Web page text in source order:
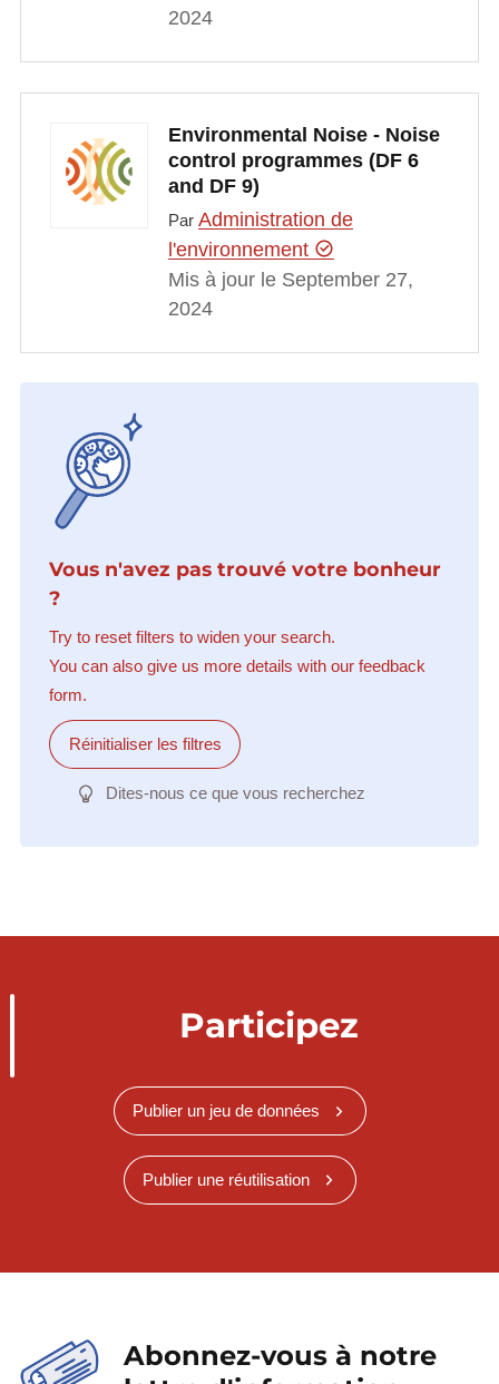
2024
Environmental Noise - Noise
control programmes (DF 6
and DF 9)
Par Administration de
l'environnement
Mis à jour le September 27,
2024
Vous n'avez pas trouvé votre bonheur
?
Try to reset filters to widen your search.
You can also give us more details with our feedback
form.
Réinitialiser les filtres
Dites-nous ce que vous recherchez
Participez
Publier un jeu de données
Publier une réutilisation
Abonnez-vous à notre